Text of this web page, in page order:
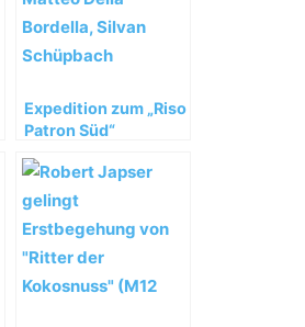
Expedition zum „Riso
Patron Süd“